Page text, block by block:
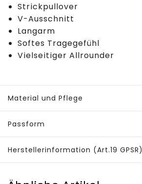
Strickpullover
V-Ausschnitt
Langarm
Softes Tragegefühl
Vielseitiger Allrounder
Material und Pflege
Passform
Herstellerinformation (Art.19 GPSR)